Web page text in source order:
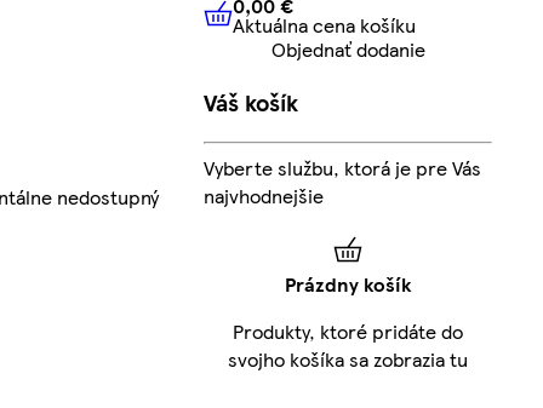
nedostupný
0,00 € Aktuálna cena košíku
Aktuálna cena košíku
Objednať dodanie
Váš košík
Vyberte službu, ktorá je pre Vás
najvhodnejšie
Prázdny košík
Produkty, ktoré pridáte do
svojho košíka sa zobrazia tu